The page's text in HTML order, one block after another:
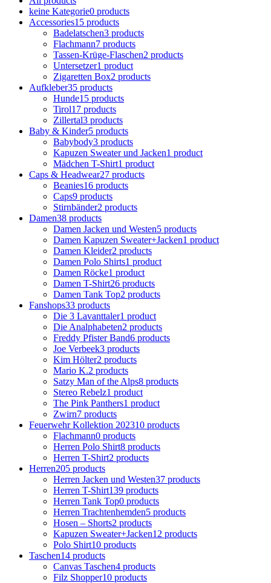
keine Kategorie0 products
Accessories15 products
Badelatschen3 products
Flachmann7 products
Tassen-Krüge-Flaschen2 products
Untersetzer1 product
Zigaretten Box2 products
Aufkleber35 products
Hunde15 products
Tirol17 products
Zillertal3 products
Baby & Kinder5 products
Babybody3 products
Kapuzen Sweater und Jacken1 product
Mädchen T-Shirt1 product
Caps & Headwear27 products
Beanies16 products
Caps9 products
Stirnbänder2 products
Damen38 products
Damen Jacken und Westen5 products
Damen Kapuzen Sweater+Jacken1 product
Damen Kleider2 products
Damen Polo Shirts1 product
Damen Röcke1 product
Damen T-Shirt26 products
Damen Tank Top2 products
Fanshops33 products
Die 3 Lavanttaler1 product
Die Analphabeten2 products
Freddy Pfister Band6 products
Joe Verbeek3 products
Kim Hölter2 products
Mario K.2 products
Satzy Man of the Alps8 products
Stereo Rebelz1 product
The Pink Panthers1 product
Zwirn7 products
Feuerwehr Kollektion 202310 products
Flachmann0 products
Herren Polo Shirt8 products
Herren T-Shirt2 products
Herren205 products
Herren Jacken und Westen37 products
Herren T-Shirt139 products
Herren Tank Top0 products
Herren Trachtenhemden5 products
Hosen – Shorts2 products
Kapuzen Sweater+Jacken12 products
Polo Shirt10 products
Taschen14 products
Canvas Taschen4 products
Filz Shopper10 products